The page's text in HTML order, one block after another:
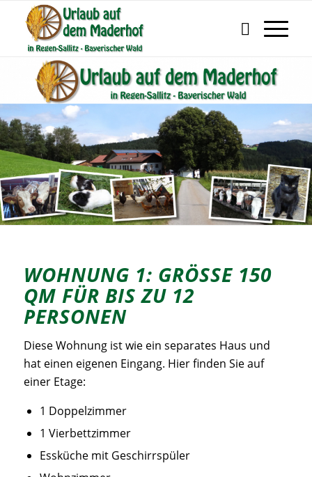
WOHNUNG 1: GRÖSSE 150 Q
M FÜR BIS ZU 12 P
ERSONEN
Diese Wohnung ist wie ein separates Haus und
hat einen eigenen Eingang. Hier finden Sie auf
einer Etage:
1 Doppelzimmer
1 Vierbettzimmer
Essküche mit Geschirrspüler